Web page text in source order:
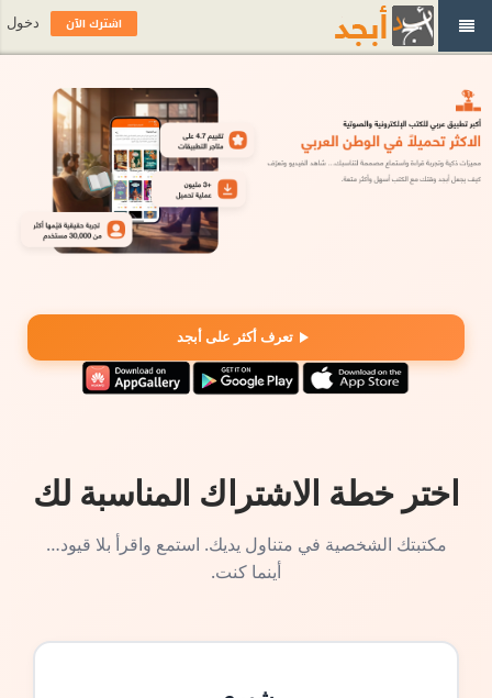
تعرف أكثر على أبجد
اختر خطة الاشتراك المناسبة لك
مكتبتك الشخصية في متناول يديك. استمع واقرأ بلا قيود…
أينما كنت.
اشترك الآن دخول